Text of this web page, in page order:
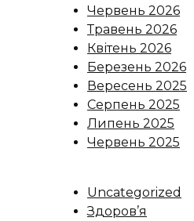
Червень 2026
Травень 2026
Квітень 2026
Березень 2026
Вересень 2025
Серпень 2025
Липень 2025
Червень 2025
Uncategorized
Здоров’я